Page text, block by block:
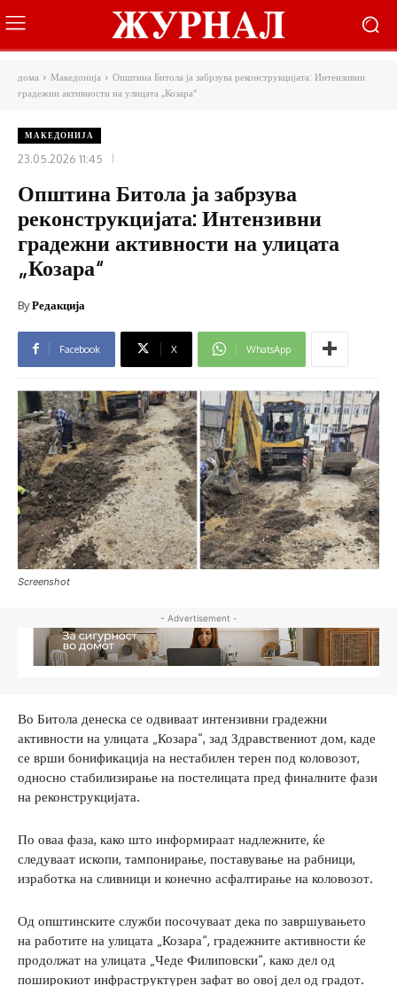
дома Македонија
Општина Битола ја забрзува реконструкцијата: Интензивни
градежни активности на улицата „Козара“
МАКЕДОНИЈА
23.05.2026 11:45
Општина Битола ја забрзува
реконструкцијата: Интензивни
градежни активности на улицата
„Козара“
ByРедакција
Facebook X WhatsApp
Screenshot
- Advertisement -
Во Битола денеска се одвиваат интензивни градежни
активности на улицата „Козара“, зад Здравствениот дом, каде
се врши бонификација на нестабилен терен под коловозот,
односно стабилизирање на постелицата пред финалните фази
на реконструкцијата.
По оваа фаза, како што информираат надлежните, ќе
следуваат ископи, тампонирање, поставување на рабници,
изработка на сливници и конечно асфалтирање на коловозот.
Од општинските служби посочуваат дека по завршувањето
на работите на улицата „Козара“, градежните активности ќе
продолжат на улицата „Чеде Филиповски“, како дел од
поширокиот инфраструктурен зафат во овој дел од градот.